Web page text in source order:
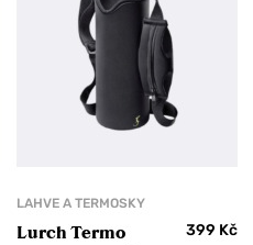
LAHVE A TERMOSKY
Lurch Termo
399 Kč